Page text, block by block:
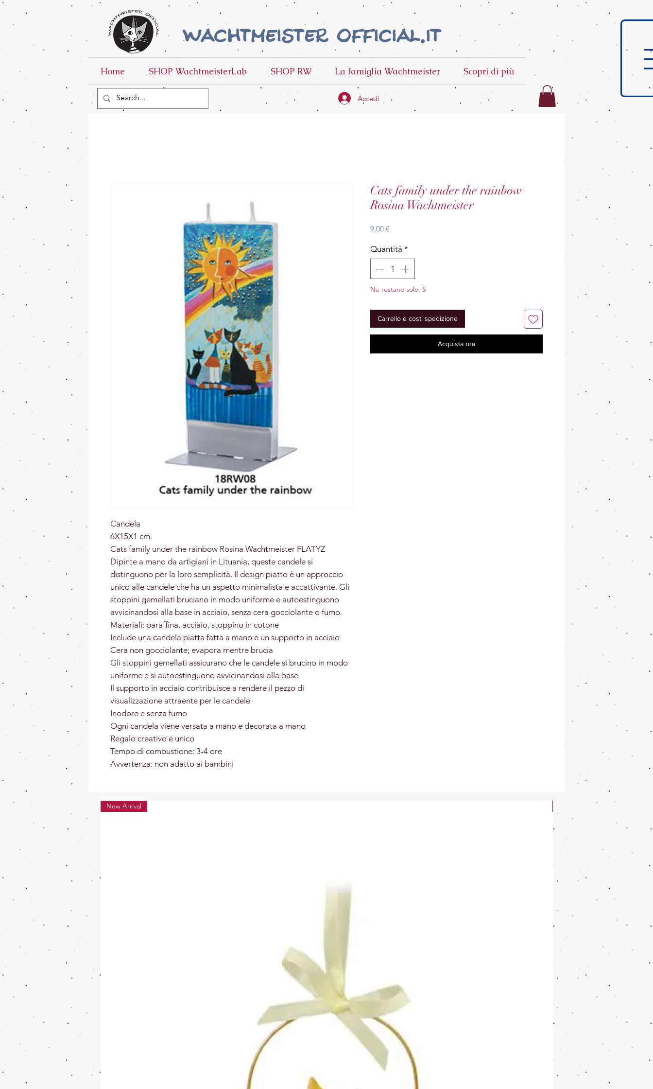
wachtmeister official.it
Home SHOP WachtmeisterLab SHOP RW La famiglia Wachtmeister Scopri di più
Accedi
Candela
6X15X1 cm.
Cats family under the rainbow Rosina Wachtmeister FLATYZ
Dipinte a mano da artigiani in Lituania, queste candele si
distinguono per la loro semplicità. Il design piatto è un approccio
unico alle candele che ha un aspetto minimalista e accattivante. Gli
stoppini gemellati bruciano in modo uniforme e autoestinguono
avvicinandosi alla base in acciaio, senza cera gocciolante o fumo.
Materiali: paraffina, acciaio, stoppino in cotone
Include una candela piatta fatta a mano e un supporto in acciaio
Cera non gocciolante; evapora mentre brucia
Gli stoppini gemellati assicurano che le candele si brucino in modo
uniforme e si autoestinguono avvicinandosi alla base
Il supporto in acciaio contribuisce a rendere il pezzo di
visualizzazione attraente per le candele
Inodore e senza fumo
Ogni candela viene versata a mano e decorata a mano
Regalo creativo e unico
Tempo di combustione: 3-4 ore
Avvertenza: non adatto ai bambini
Cats family under the rainbow
Rosina Wachtmeister
9,00 €Prezzo
Quantità *
Ne restano solo: 5
Carrello e costi spedizione
Acquista ora
New Arrival